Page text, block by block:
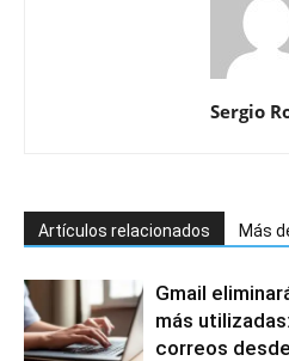
Sergio
Artículos relacionados Más
Gmail
más
correos